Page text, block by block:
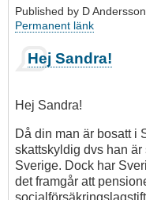
Published by D Andersson
Permanent länk
Hej Sandra!
Hej Sandra!
Då din man är bosatt i
skattskyldig dvs han
Sverige. Dock har
det framgår att